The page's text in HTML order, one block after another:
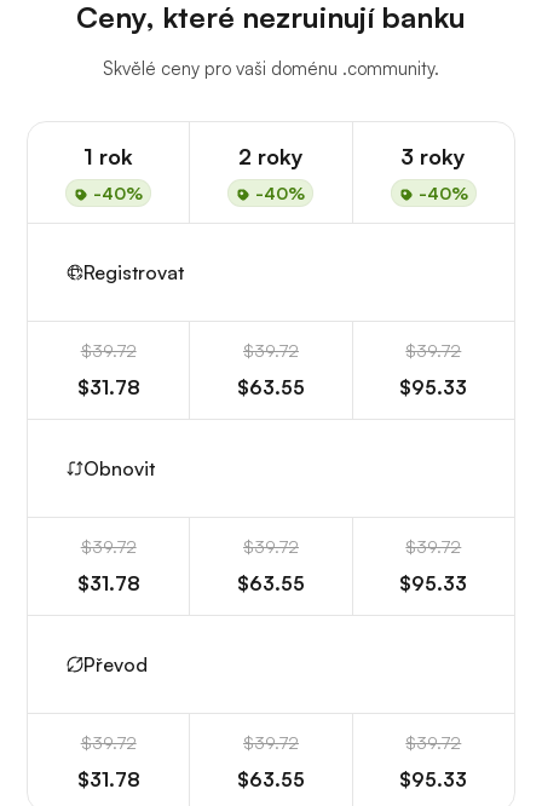
Ceny, které nezruinují banku
Skvělé ceny pro vaši doménu .community.
1 rok
-40%
2 roky
-40%
3 roky
-40%
Registrovat
$39.72
$31.78
$39.72
$63.55
$39.72
$95.33
Obnovit
$39.72
$31.78
$39.72
$63.55
$39.72
$95.33
Převod
$39.72
$31.78
$39.72
$63.55
$39.72
$95.33